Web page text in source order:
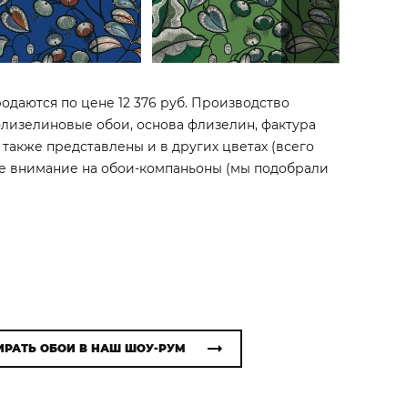
по цене 12 376 руб. Производство
обои, основа флизелин, фактура
представлены и в других цветах (всего
внимание на обои-компаньоны (мы подобрали
ОБОИ В НАШ ШОУ-РУМ